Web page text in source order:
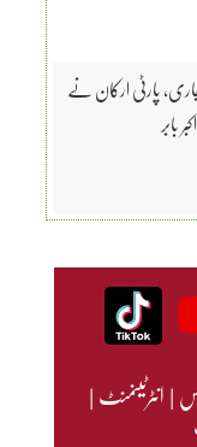
پارٹی ارکان نے
بابر
|انٹرٹینمنٹ|